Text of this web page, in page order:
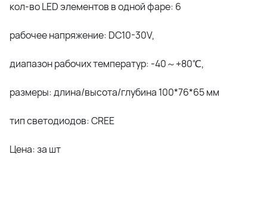
кол-во LED элементов в одной фаре: 6
рабочее напряжение: DC10-30V,
диапазон рабочих температур: -40～+80℃,
размеры: длина/высота/глубина 100*76*65 мм
тип светодиодов: CREE
Цена: за шт